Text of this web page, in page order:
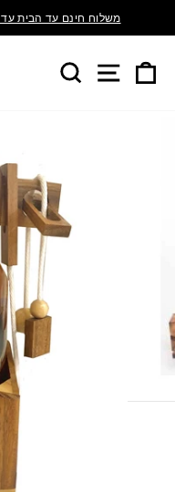
משלוח חינם עד הבית עד 3 ימי עסקים בהזמנות מעל 350 ש״ח